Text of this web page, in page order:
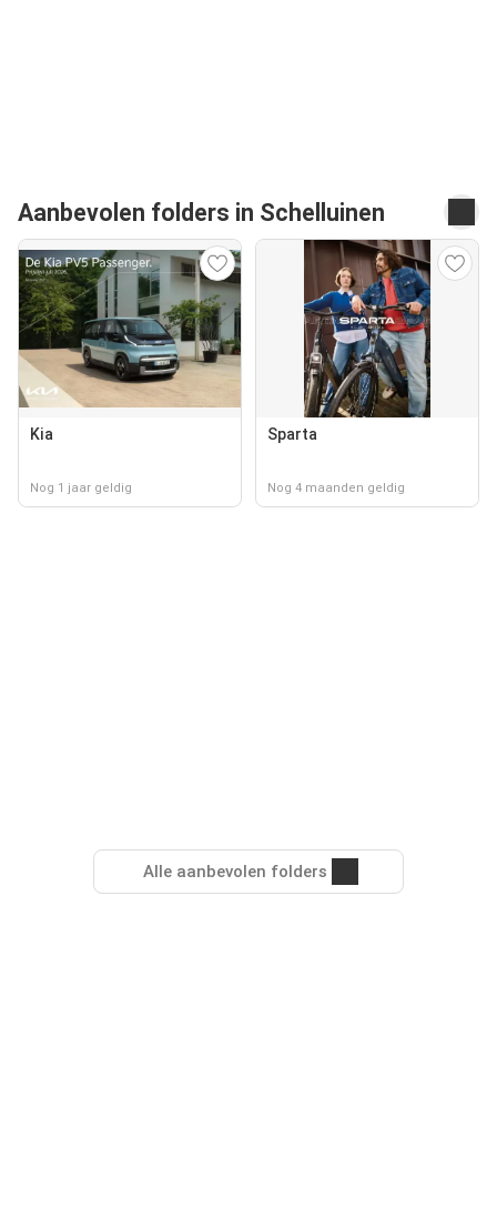
Aanbevolen folders in Schelluinen
Kia
Nog 1 jaar geldig
Sparta
Nog 4 maanden geldig
Alle aanbevolen folders